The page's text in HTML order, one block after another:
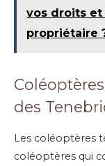
vos droits
propriétaire
des
Les coléoptères
coléoptères qui